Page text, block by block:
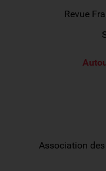
Revue
Association